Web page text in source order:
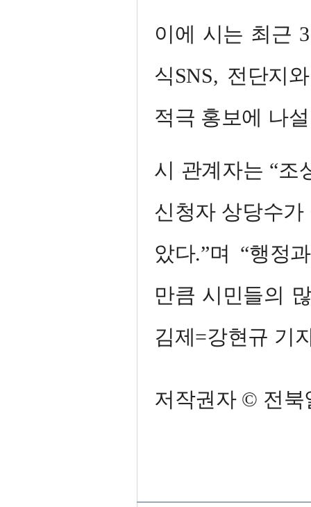
이에 시는 최근
식SNS, 전단지
적극 홍보에 나
시 관계자는 “조
신청자 상당수
았다.”며 “행정
만큼 시민들의
김제=강현규 기
저작권자 © 전북